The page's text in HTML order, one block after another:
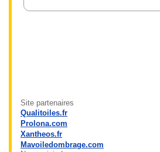
Site partenaires
Qualitoiles.fr
Prolona.com
Xantheos.fr
Mavoiledombrage.com